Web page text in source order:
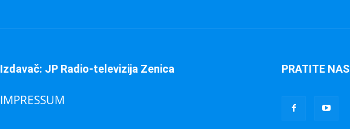
Izdavač: JP Radio-televizija Zenica
IMPRESSUM
PRATITE NAS